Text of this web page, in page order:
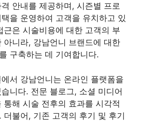
안내를 제공하며, 시즌별 프로
을 운영하여 고객을 유치하고 있
근은 시술비용에 대한 고객의 부
아니라, 강남언니 브랜드에 대한
구축하는 데 기여합니다.
서 강남언니는 온라인 플랫폼을
니다. 전문 블로그, 소셜 미디어
통해 시술 전후의 효과를 시각적
더불어, 기존 고객의 후기 및 후기